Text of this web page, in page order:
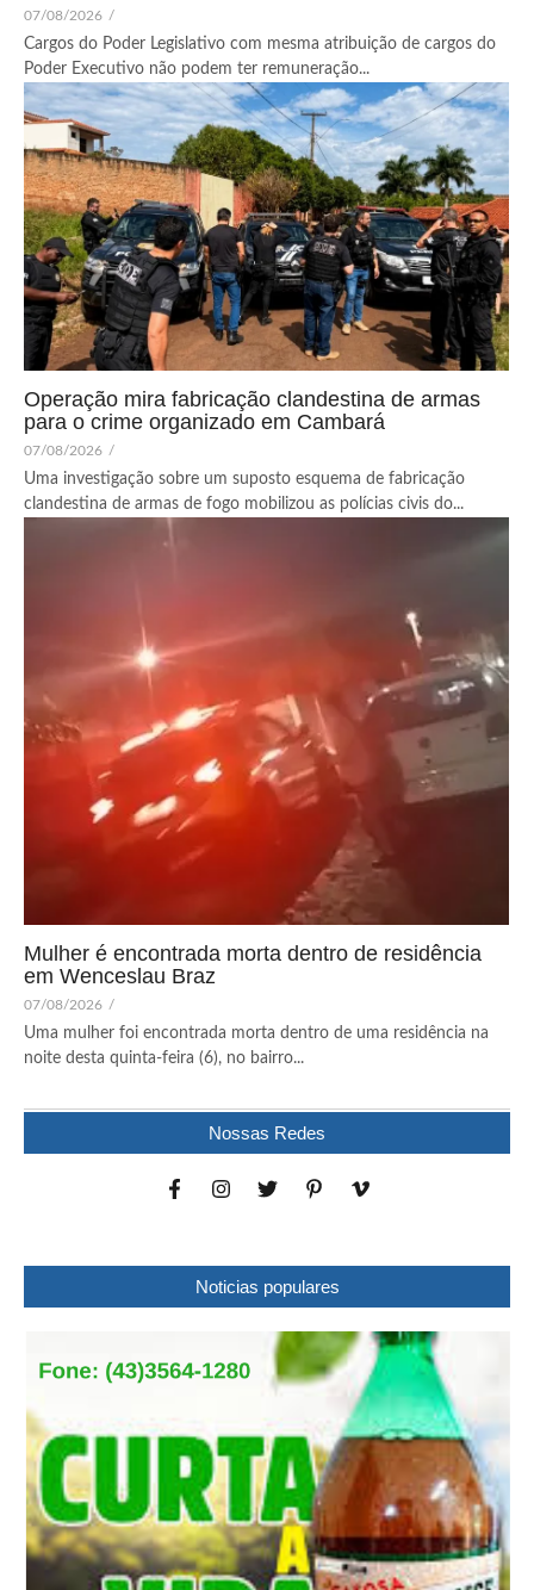
07/08/2026 /
Cargos do Poder Legislativo com mesma atribuição de cargos do
Poder Executivo não podem ter remuneração...
Operação mira fabricação clandestina de armas
para o crime organizado em Cambará
07/08/2026 /
Uma investigação sobre um suposto esquema de fabricação
clandestina de armas de fogo mobilizou as polícias civis do...
Mulher é encontrada morta dentro de residência
em Wenceslau Braz
07/08/2026 /
Uma mulher foi encontrada morta dentro de uma residência na
noite desta quinta-feira (6), no bairro...
Nossas Redes
Noticias populares